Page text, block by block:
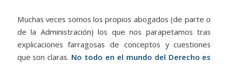
Muchas veces somos los propios abogados (de parte o
de la Administración) los que nos parapetamos tras
explicaciones farragosas de conceptos y cuestiones
que son claras. No todo en el mundo del Derecho es